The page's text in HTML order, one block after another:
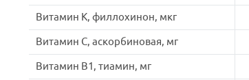
Витамин K, филлохинон, мкг
Витамин C, аскорбиновая, мг
Витамин B1, тиамин, мг